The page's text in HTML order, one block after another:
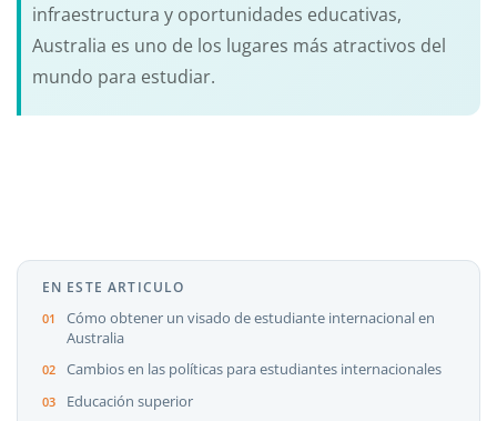
infraestructura y oportunidades educativas,
Australia es uno de los lugares más atractivos del
mundo para estudiar.
EN ESTE ARTICULO
Cómo obtener un visado de estudiante internacional en
Australia
Cambios en las políticas para estudiantes internacionales
Educación superior